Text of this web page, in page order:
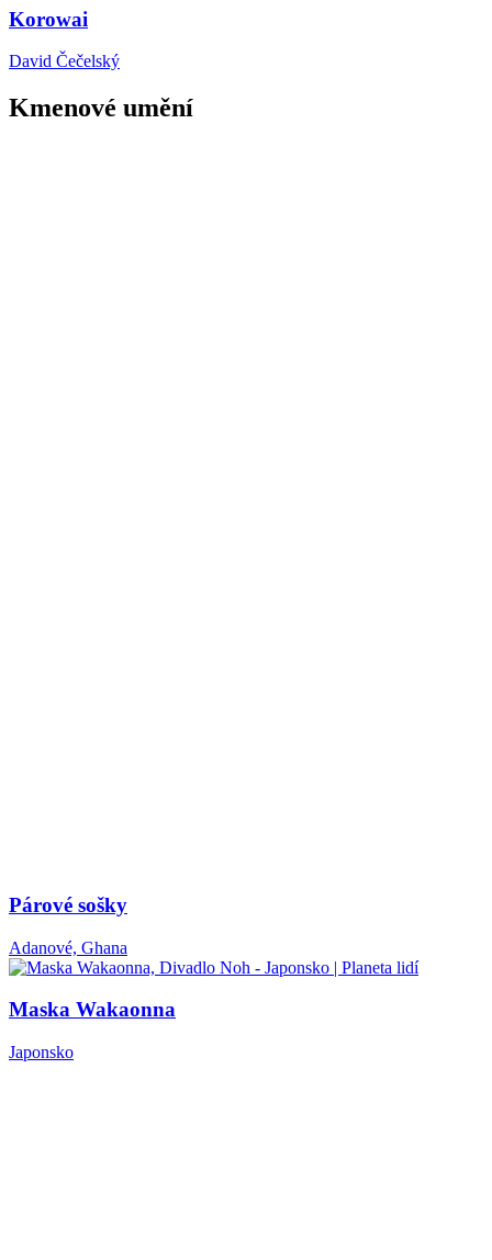
Korowai
David Čečelský
Kmenové umění
Párové sošky
Adanové, Ghana
Maska Wakaonna
Japonsko